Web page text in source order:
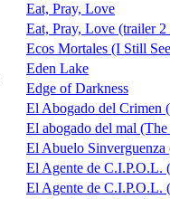
Eat, Pray, Love
Eat, Pray, Love (trailer
Ecos Mortales (I Still
Eden Lake
Edge of Darkness
El Abogado del Crimen
El abogado del mal
El Abuelo Sinverguenza
El Agente de
El Agente de